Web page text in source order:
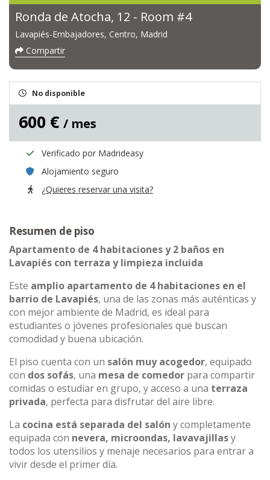
Ronda de Atocha, 12 - Room #4
Lavapiés-Embajadores, Centro, Madrid
Compartir
No disponible
600 € / mes
Verificado por Madrideasy
Alojamiento seguro
¿Quieres reservar una visita?
Resumen de piso
Apartamento de 4 habitaciones y 2 baños en
Lavapiés con terraza y limpieza incluida
Este amplio apartamento de 4 habitaciones en el
barrio de Lavapiés, una de las zonas más auténticas y
con mejor ambiente de Madrid, es ideal para
estudiantes o jóvenes profesionales que buscan
comodidad y buena ubicación.
El piso cuenta con un salón muy acogedor, equipado
con dos sofás, una mesa de comedor para compartir
comidas o estudiar en grupo, y acceso a una terraza
privada, perfecta para disfrutar del aire libre.
La cocina está separada del salón y completamente
equipada con nevera, microondas, lavavajillasy
todos los utensilios y menaje necesarios para entrar a
vivir desde el primer día.